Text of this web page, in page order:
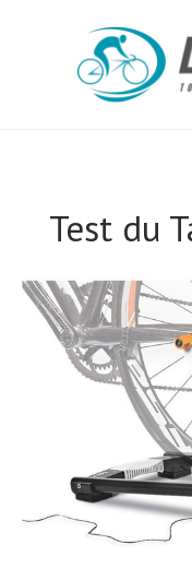
Test du